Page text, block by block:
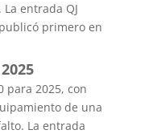
entrada QJ
primero en
para 2025, con
de una
La entrada